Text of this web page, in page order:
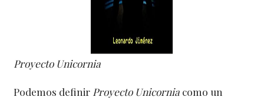
Proyecto Unicornia
Podemos definir Proyecto Unicornia como un